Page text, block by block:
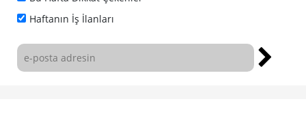
Haftanın İş İlanları